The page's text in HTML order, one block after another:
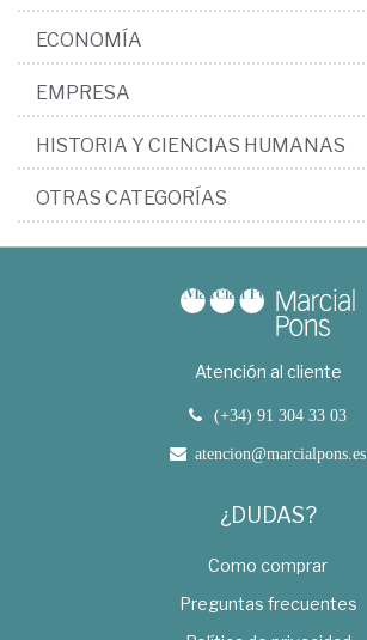
ECONOMÍA
EMPRESA
HISTORIA Y CIENCIAS HUMANAS
OTRAS CATEGORÍAS
Atención al cliente
(+34) 91 304 33 03
atencion@marcialpons.es
¿DUDAS?
Como comprar
Preguntas frecuentes